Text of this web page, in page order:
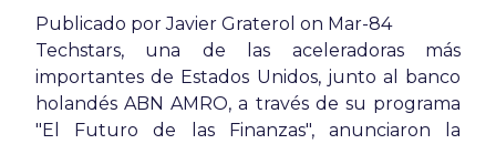
Publicado porJavier Graterol on Mar-84
Techstars, una de las aceleradoras más
importantes de Estados Unidos, junto al banco
holandés ABN AMRO, a través de su programa
"El Futuro de las Finanzas", anunciaron la